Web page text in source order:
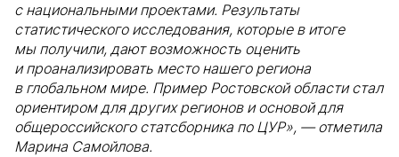
с национальными проектами. Результаты
статистического исследования, которые в итоге
мы получили, дают возможность оценить
и проанализировать место нашего региона
в глобальном мире. Пример Ростовской области стал
ориентиром для других регионов и основой для
общероссийского статсборника по ЦУР», — отметила
Марина Самойлова.